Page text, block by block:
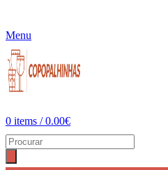
Menu
0 items / 0.00€